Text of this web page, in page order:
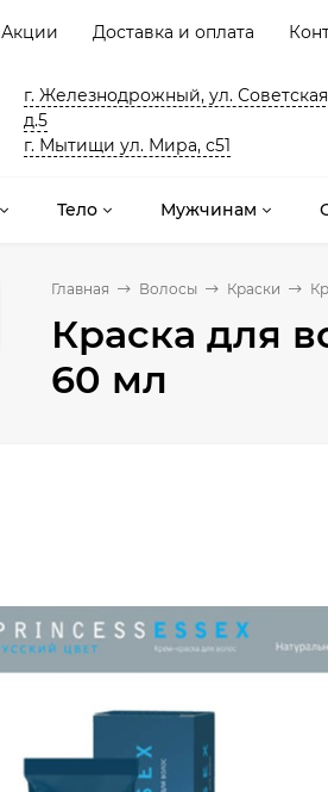
Акции Доставка и оплата
г. Железнодрожный, ул.
д.5
г. Мытищи ул. Мира, с51
Тело Мужчинам
Главная Волосы Краски
Краска для
60 мл